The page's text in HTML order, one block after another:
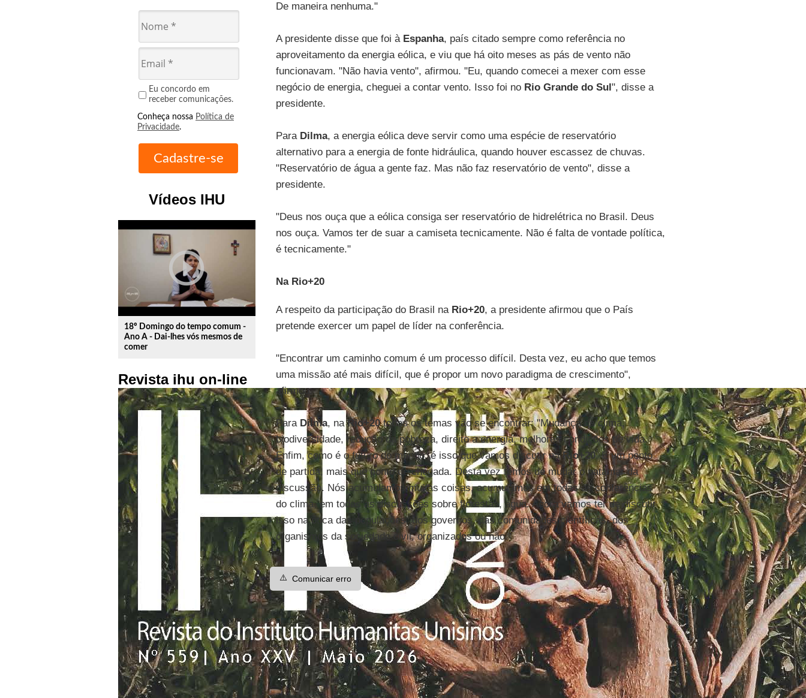
Eu concordo em
receber comunicações.
Conheça nossa Política de
Privacidade.
Vídeos IHU
play_circle_outline
18º Domingo do tempo comum -
Ano A - Dai-lhes vós mesmos de
comer
Revista ihu on-line
De maneira nenhuma."
A presidente disse que foi à Espanha, país citado sempre como referência no
aproveitamento da energia eólica, e viu que há oito meses as pás de vento não
funcionavam. "Não havia vento", afirmou. "Eu, quando comecei a mexer com esse
negócio de energia, cheguei a contar vento. Isso foi no Rio Grande do Sul", disse a
presidente.
Para Dilma, a energia eólica deve servir como uma espécie de reservatório
alternativo para a energia de fonte hidráulica, quando houver escassez de chuvas.
"Reservatório de água a gente faz. Mas não faz reservatório de vento", disse a
presidente.
"Deus nos ouça que a eólica consiga ser reservatório de hidrelétrica no Brasil. Deus
nos ouça. Vamos ter de suar a camiseta tecnicamente. Não é falta de vontade política,
é tecnicamente."
Na Rio+20
A respeito da participação do Brasil na Rio+20, a presidente afirmou que o País
pretende exercer um papel de líder na conferência.
"Encontrar um caminho comum é um processo difícil. Desta vez, eu acho que temos
uma missão até mais difícil, que é propor um novo paradigma de crescimento",
afirmou.
Para Dilma, naRio+20todos os temas vão se encontrar: "Mudança de clima,
biodiversidade, redução da pobreza, direito a energia, melhores condições de vida.
Enfim, como é o futuro do mundo, é isso que vamos discutir naRio+20. É um ponto
de partida, mais que ponto de chegada. Desta vez temos de mudar o patamar da
discussão. Nós acumulamos muitas coisas, acumulamos em todas as conferências
do clima, em todas as discussões sobre florestas, água. Agora vamos ter de discutir
isso na ótica das populações, dos governos, das comunidades científicas, dos
organismos da sociedade civil, organizados ou não."
⚠️ Comunicar erro